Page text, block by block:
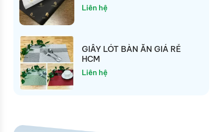
Liên hệ
GIẤY LÓT BÀN ĂN GIÁ RẺ
HCM
Liên hệ